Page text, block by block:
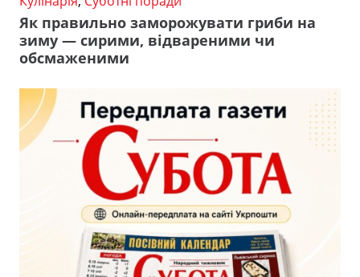
Як правильно заморожувати гриби на
зиму — сирими, відвареними чи
обсмаженими